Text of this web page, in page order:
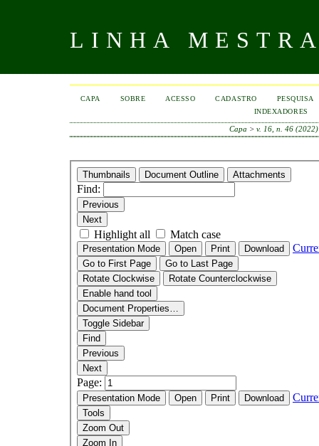
LINHA
CAPA SOBRE ACESSO CADASTRO
PESQUISA
INDEXADORES
Capa > v. 16, n. 46 (2022)